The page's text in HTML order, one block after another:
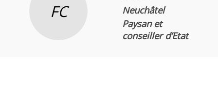
FC
Neuchâtel
Paysan et
conseiller d’Etat